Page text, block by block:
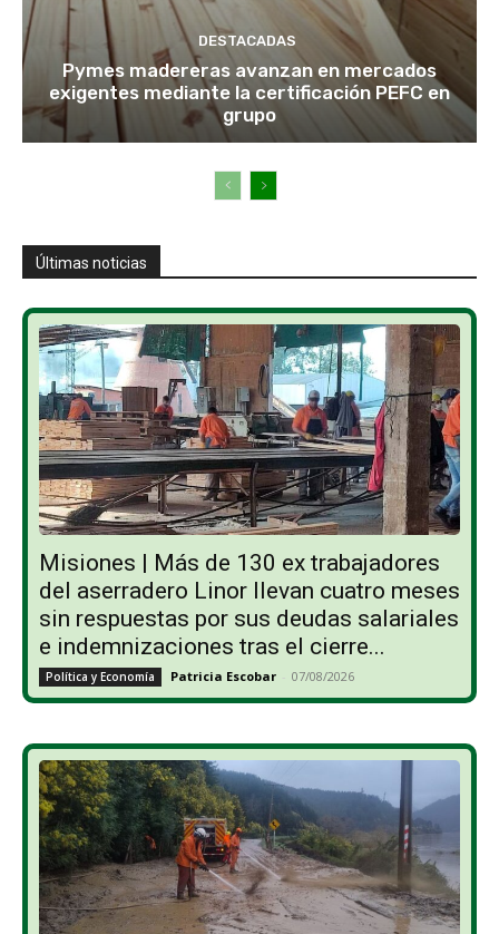
DESTACADAS
Pymes madereras avanzan en mercados
exigentes mediante la certificación PEFC en
grupo
Últimas noticias
Misiones | Más de 130 ex trabajadores
del aserradero Linor llevan cuatro meses
sin respuestas por sus deudas salariales
e indemnizaciones tras el cierre...
Política y Economía Patricia Escobar - 07/08/2026